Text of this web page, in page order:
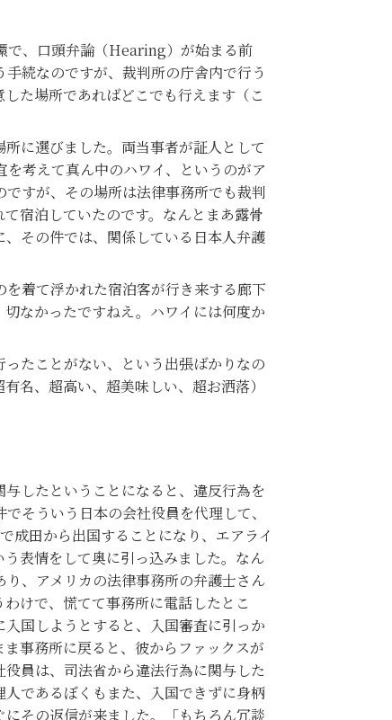
、口頭弁論（Hearing）が始まる前
続なのですが、裁判所の庁舎内で行う
た場所であればどこでも行えます（こ
に選びました。両当事者が証人として
考えて真ん中のハワイ、というのがア
すが、その場所は法律事務所でも裁判
宿泊していたのです。なんとまあ露骨
その件では、関係している日本人弁護
着て浮かれた宿泊客が行き来する廊下
なかったですねえ。ハワイには何度か
たことがない、という出張ばかりなの
名、超高い、超美味しい、超お洒落）
したということになると、違反行為を
そういう日本の会社役員を代理して、
田から出国することになり、エアライ
表情をして奥に引っ込みました。なん
、アメリカの法律事務所の弁護士さん
けで、慌てて事務所に電話したとこ
国しようとすると、入国審査に引っか
事務所に戻ると、彼からファックスが
員は、司法省から違法行為に関与した
であるぼくもまた、入国できずに身柄
その返信が来ました。「もちろん冗談